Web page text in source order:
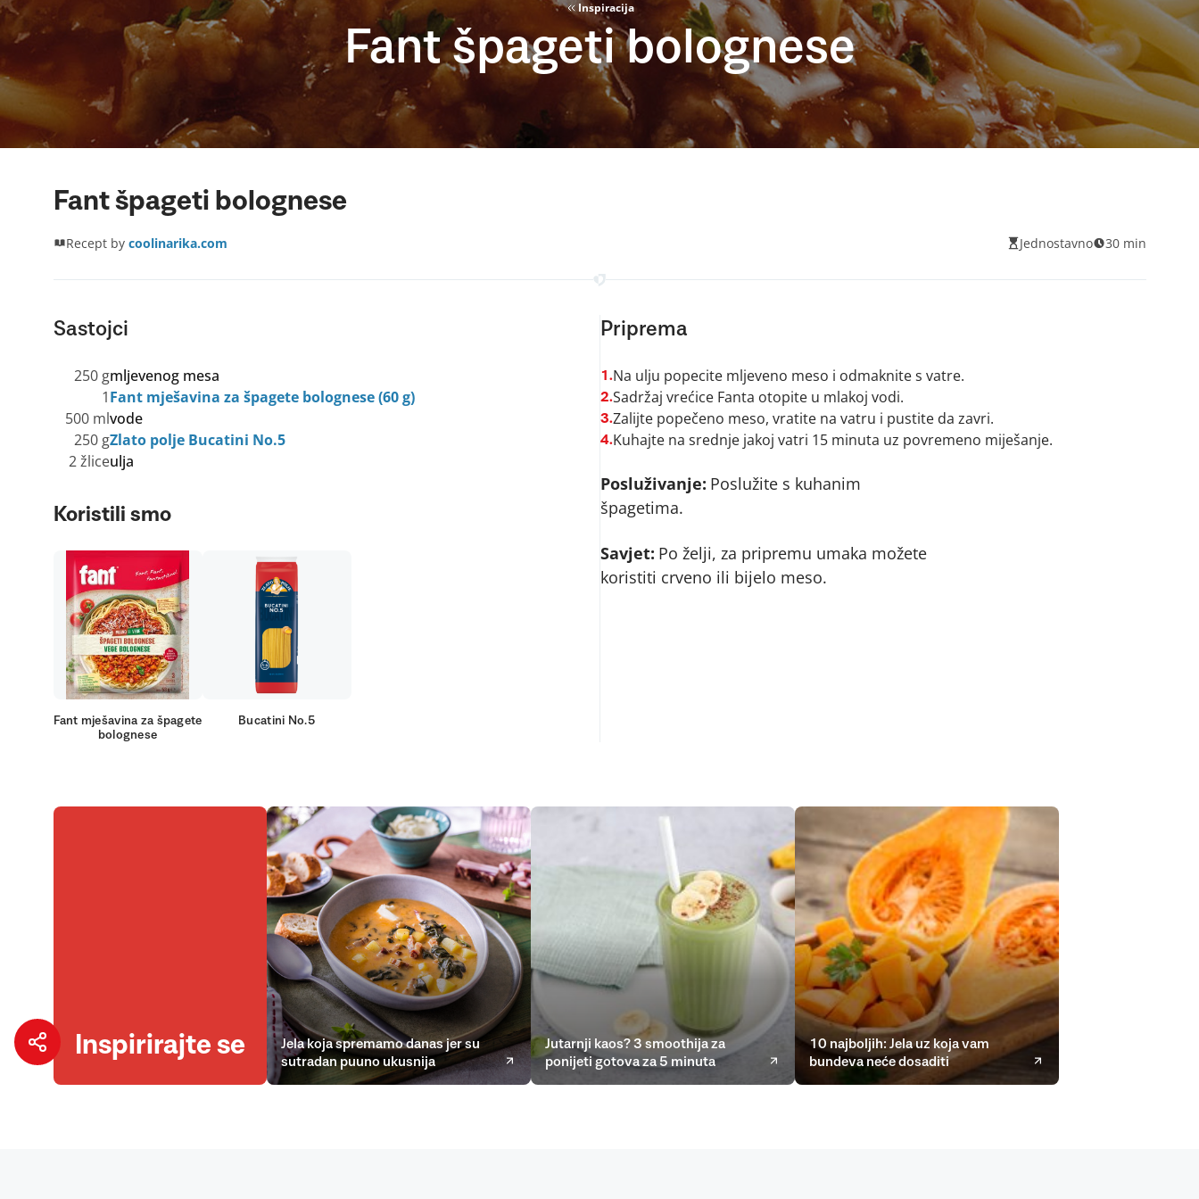
Inspiracija
Fant špageti bolognese
Fant špageti bolognese
Recept by coolinarika.com Jednostavno 30 min
Sastojci
250 gmljevenog mesa
1Fant mješavina za špagete bolognese (60 g)
500 mlvode
250 gZlato polje Bucatini No.5
2 žliceulja
Koristili smo
Fant mješavina za špagete
bolognese
Bucatini No.5
Priprema
1.Na ulju popecite mljeveno meso i odmaknite s vatre.
2.Sadržaj vrećice Fanta otopite u mlakoj vodi.
3.Zalijte popečeno meso, vratite na vatru i pustite da zavri.
4.Kuhajte na srednje jakoj vatri 15 minuta uz povremeno miješanje.
Posluživanje: Poslužite s kuhanim
špagetima.
Savjet: Po želji, za pripremu umaka možete
koristiti crveno ili bijelo meso.
Inspirirajte se
Jela koja spremamo danas jer su
sutradan puuno ukusnija
Jutarnji kaos? 3 smoothija za
ponijeti gotova za 5 minuta
10 najboljih: Jela uz koja vam
bundeva neće dosaditi